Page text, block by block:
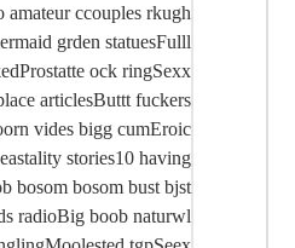
amateur ccouples rkugh
grden statuesFulll
ock ringSexx
articlesButtt fuckers
vides bigg cumEroic
stories10 having
bosom bosom bust bjst
radioBig boob naturwl